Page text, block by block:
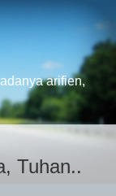
arifien,
Tuhan..